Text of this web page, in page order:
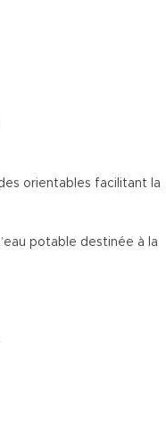
orientables facilitant la
potable destinée à la
humaine